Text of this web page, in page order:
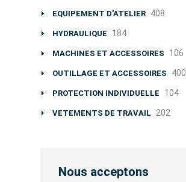
EQUIPEMENT D'ATELIER 408
HYDRAULIQUE 184
MACHINES ET ACCESSOIRES 106
OUTILLAGE ET ACCESSOIRES 400
PROTECTION INDIVIDUELLE 104
VETEMENTS DE TRAVAIL 202
Nous acceptons